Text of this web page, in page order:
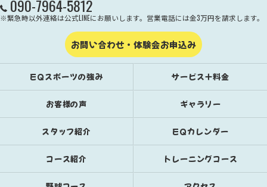
090-7964-5812
※緊急時以外連絡は公式LINEにお願いします。営業電話には金3万円を請求します。
お問い合わせ・体験会お申込み
EQスポーツの強み サービス＋料金
お客様の声 ギャラリー
スタッフ紹介 EQカレンダー
コース紹介 トレーニングコース